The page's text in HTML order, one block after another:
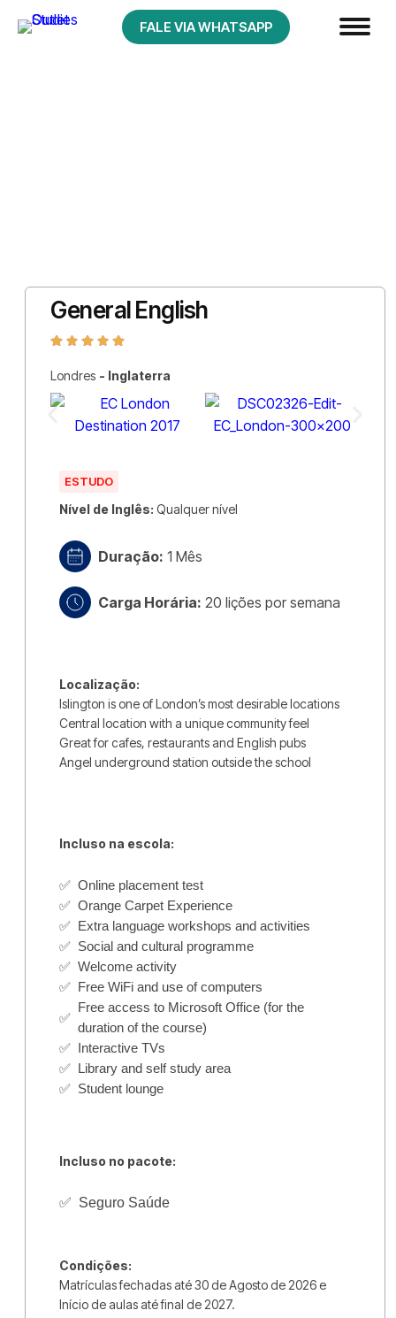
FALE VIA WHATSAPP
General English
Londres - Inglaterra
ESTUDO
Nível de Inglês: Qualquer nível
Duração: 1 Mês
Carga Horária: 20 lições por semana
Localização:
Islington is one of London’s most desirable locations
Central location with a unique community feel
Great for cafes, restaurants and English pubs
Angel underground station outside the school
Incluso na escola:
✅ Online placement test
✅ Orange Carpet Experience
✅ Extra language workshops and activities
✅ Social and cultural programme
✅ Welcome activity
✅ Free WiFi and use of computers
✅
Free access to Microsoft Office (for the
duration of the course)
✅ Interactive TVs
✅ Library and self study area
✅ Student lounge
Incluso no pacote:
✅ Seguro Saúde
Condições:
Matrículas fechadas até 30 de Agosto de 2026 e
Início de aulas até final de 2027.